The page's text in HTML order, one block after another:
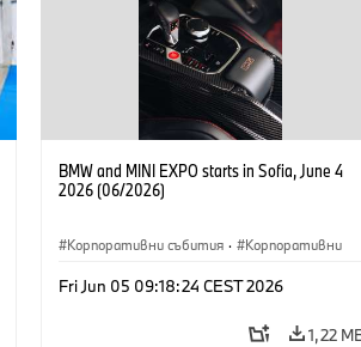
BMW and MINI EXPO starts in Sofia, June 4
2026 (06/2026)
Корпоративни събития · Корпоративни
Fri Jun 05 09:18:24 CEST 2026
1,22